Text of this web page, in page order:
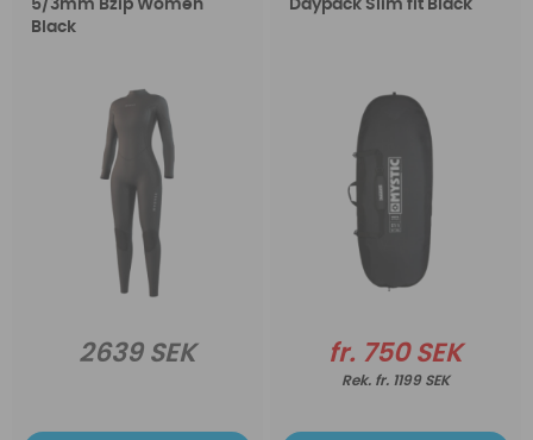
5/3mm Bzip Women
Black
2639 SEK
Daypack Slim fit Black
fr. 750 SEK
fr. 1199 SEK